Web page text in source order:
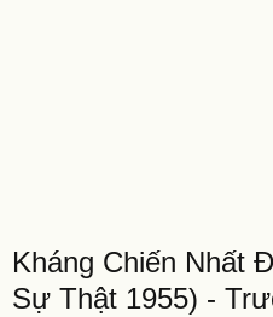
Kháng Chiến Nhất
Sự Thật 1955) -